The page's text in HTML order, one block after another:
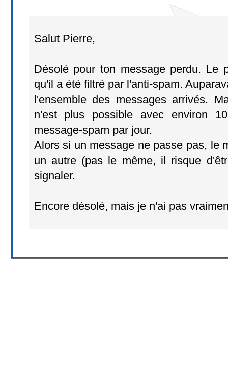
Salut Pierre,
Désolé pour ton message perdu. Le
qu'il a été filtré par l'anti-spam.
l'ensemble des messages arrivés.
n'est plus possible avec environ
message-spam par jour.
Alors si un message ne passe pas, le
un autre (pas le même, il risque
signaler.
Encore désolé, mais je n'ai pas